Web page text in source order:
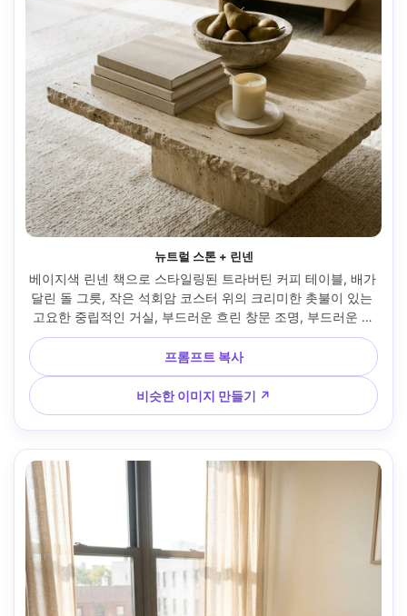
뉴트럴 스톤 + 린넨
베이지색 린넨 책으로 스타일링된 트라버틴 커피 테이블, 배가
달린 돌 그릇, 작은 석회암 코스터 위의 크리미한 촛불이 있는
고요한 중립적인 거실, 부드러운 흐린 창문 조명, 부드러운 그
림자, Canon R5, 35mm, f/3.5로 촬영, 미니멀리스트 구성, 초
현실적인 돌 기공과 린넨 질감, 고급 인테리어 사진 --ar 4:5
프롬프트 복사
비슷한 이미지 만들기 ↗